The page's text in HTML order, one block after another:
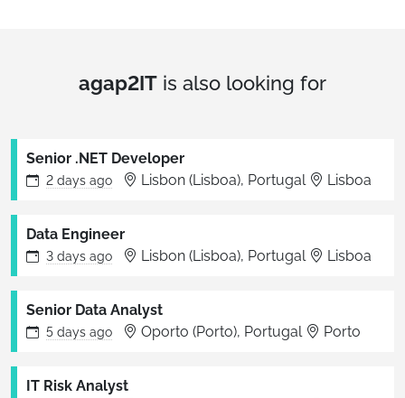
agap2IT is also looking for
Senior .NET Developer
2 days ago Lisbon (Lisboa), Portugal Lisboa
Data Engineer
3 days ago Lisbon (Lisboa), Portugal Lisboa
Senior Data Analyst
5 days ago Oporto (Porto), Portugal Porto
IT Risk Analyst